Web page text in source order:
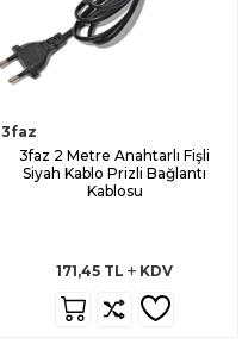
3faz
3faz 2 Metre Anahtarlı Fişli
Siyah Kablo Prizli Bağlantı
Kablosu
171,45 TL KDV